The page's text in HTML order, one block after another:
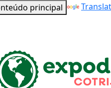
Powered by
principal